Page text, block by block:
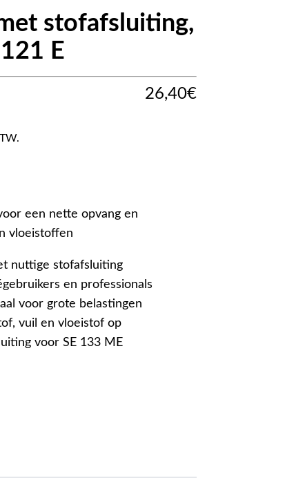
stofafsluiting,
E
26,40€
een nette opvang en
vloeistoffen
nuttige stofafsluiting
en professionals
voor grote belastingen
vuil en vloeistof op
voor SE 133 ME